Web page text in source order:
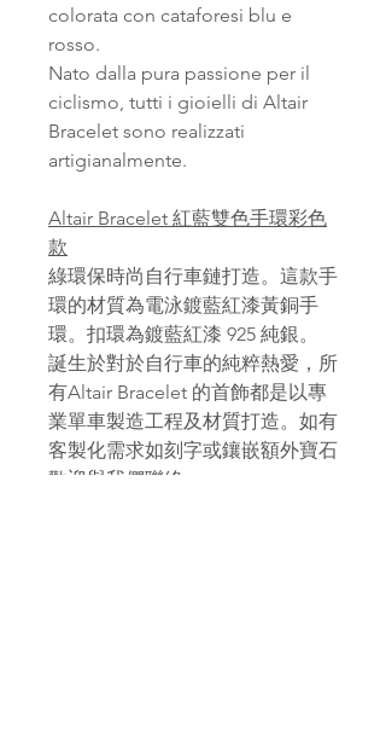
colorata con cataforesi blu e
rosso.
Nato dalla pura passione per il
ciclismo, tutti i gioielli di Altair
Bracelet sono realizzati
artigianalmente.
Altair Bracelet 紅藍雙色手環彩色
款
綠環保時尚自行車鏈打造。這款手
環的材質為電泳鍍藍紅漆黃銅手
環。扣環為鍍藍紅漆 925 純銀。
誕生於對於自行車的純粹熱愛，所
有Altair Bracelet 的首飾都是以專
業單車製造工程及材質打造。如有
客製化需求如刻字或鑲嵌額外寶石
歡迎與我們聯絡。